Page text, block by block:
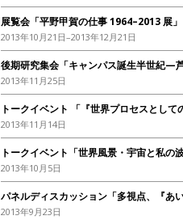
展覧会「平野甲賀の仕事 1964–2013 展」
2013年10月21日–2013年12月21日
後期研究集会「キャンパス誕生半世紀—
2013年11月25日
トークイベント 「『世界プロセスとし
2013年11月14日
トークイベント「世界風景・宇宙と私の
2013年10月5日
パネルディスカッション「多視点、『あ
2013年9月23日